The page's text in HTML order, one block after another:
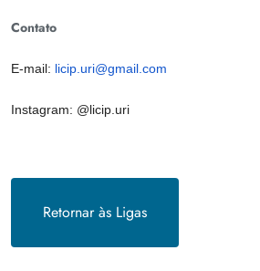
Contato
E-mail: licip.uri@gmail.com
Instagram: @licip.uri
Retornar às Ligas